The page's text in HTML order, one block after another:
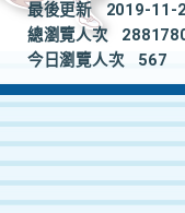
最後更新
2019-11-
總瀏覽人次
今日瀏覽人次
567